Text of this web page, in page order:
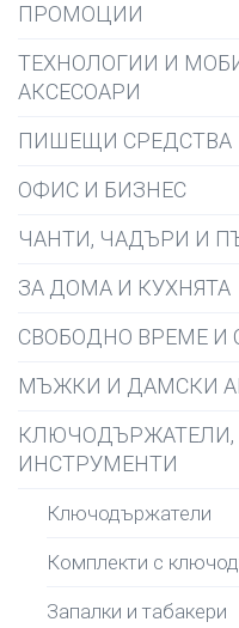
ПРОМОЦИИ
ТЕХНОЛОГИИ И
АКСЕСОАРИ
ПИШЕЩИ СРЕДСТВА
ОФИС И БИЗНЕС
ЧАНТИ, ЧАДЪРИ И
ЗА ДОМА И КУХНЯТА
СВОБОДНО ВРЕМЕ И
МЪЖКИ И ДАМСКИ
КЛЮЧОДЪРЖАТЕЛИ,
ИНСТРУМЕНТИ
Ключодържатели
Комплекти с
Запалки и табакери